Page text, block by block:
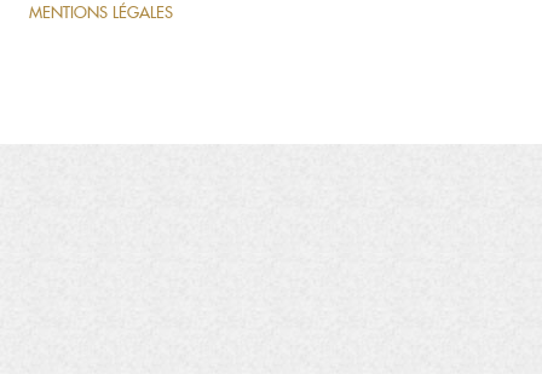
MENTIONS LÉGALES